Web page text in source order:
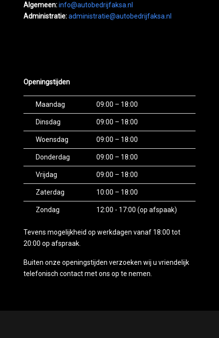
Algemeen:info@autobedrijfaksa.nl
Administratie:administratie@autobedrijfaksa.nl
Openingstijden
Maandag 09:00 – 18:00
Dinsdag 09:00 – 18:00
Woensdag 09:00 – 18:00
Donderdag 09:00 – 18:00
Vrijdag 09:00 – 18:00
Zaterdag 10:00 – 18:00
Zondag 12:00 - 17:00 (op afspaak)
Tevens mogelijkheid op werkdagen vanaf 18:00 tot
20:00 op afspraak.
Buiten onze openingstijden verzoeken wij u vriendelijk
telefonisch contact met ons op te nemen.